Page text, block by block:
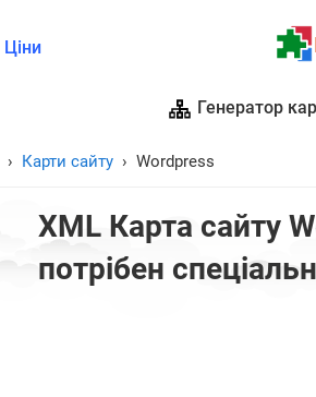
Ціни
Генератор
Карти сайту Wordpress
XML Карта сайту
потрібен